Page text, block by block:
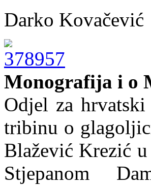
Darko Kovačević
Monografija i o
Odjel za
tribinu o
Blažević Krezić
Stjepanom